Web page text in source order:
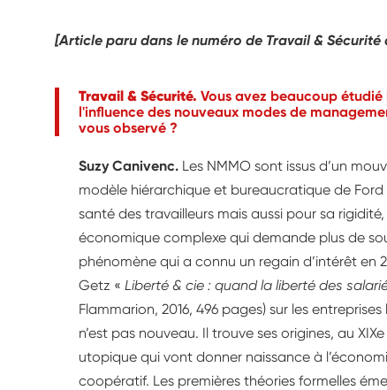
[Article paru dans le numéro de Travail & Sécurité
Travail & Sécurité. Vous avez beaucoup
l'influence des nouveaux modes de
vous observé ?
Suzy Canivenc. Les NMMO sont issus d’un
modèle hiérarchique et bureaucratique de
santé des travailleurs mais aussi pour sa
économique complexe qui demande plus de
phénomène qui a connu un regain d’intérêt en
Getz
Liberté & cie : quand la liberté des
Flammarion, 2016, 496 pages) sur les
n’est pas nouveau. Il trouve ses origines, au
utopique qui vont donner naissance à
coopératif. Les premières théories formelles